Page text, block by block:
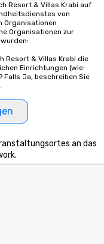
Resort & Villas Krabi auf
von
Organisationen
Organisationen zur
Resort & Villas Krabi die
Einrichtungen (wie:
Falls Ja, beschreiben Sie
an das